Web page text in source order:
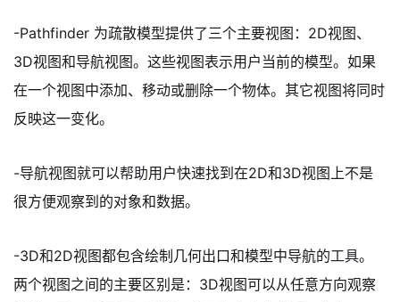
-Pathfinder 为疏散模型提供了三个主要视图：2D视图、
3D视图和导航视图。这些视图表示用户当前的模型。如果
在一个视图中添加、移动或删除一个物体。其它视图将同时
反映这一变化。
-导航视图就可以帮助用户快速找到在2D和3D视图上不是
很方便观察到的对象和数据。
-3D和2D视图都包含绘制几何出口和模型中导航的工具。
两个视图之间的主要区别是：3D视图可以从任意方向观察